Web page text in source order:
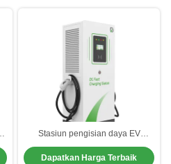
Stasiun pengisian daya EV
Residential Waterproof Berkinerja
Tinggi
Dapatkan Harga Terbaik